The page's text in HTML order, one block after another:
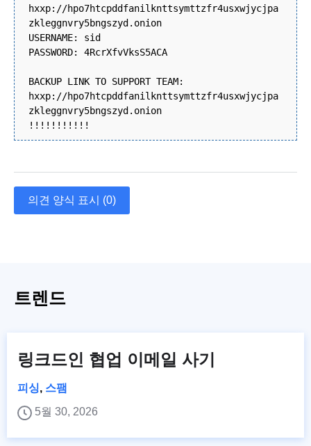
hxxp://hpo7htcpddfanilknttsymttzfr4usxwjycjpa
zkleggnvry5bngszyd.onion
USERNAME: sid
PASSWORD: 4RcrXfvVksS5ACA
BACKUP LINK TO SUPPORT TEAM:
hxxp://hpo7htcpddfanilknttsymttzfr4usxwjycjpa
zkleggnvry5bngszyd.onion
!!!!!!!!!!!
의견 양식 표시 (0)
트렌드
링크드인 협업 이메일 사기
피싱, 스팸
5월 30, 2026